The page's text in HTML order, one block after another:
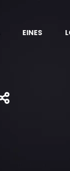
EINES